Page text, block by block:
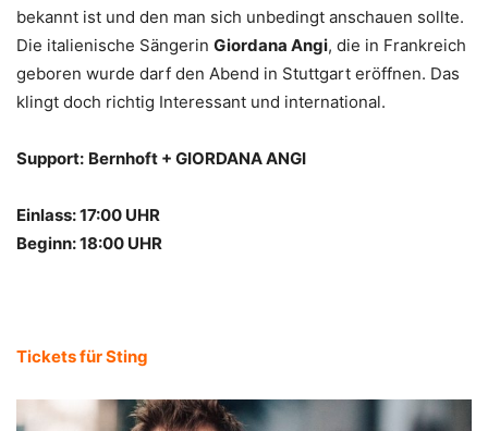
bekannt ist und den man sich unbedingt anschauen sollte.
Die italienische Sängerin Giordana Angi, die in Frankreich
geboren wurde darf den Abend in Stuttgart eröffnen. Das
klingt doch richtig Interessant und international.
Support: Bernhoft + GIORDANA ANGI
Einlass: 17:00 UHR
Beginn: 18:00 UHR
Tickets für Sting